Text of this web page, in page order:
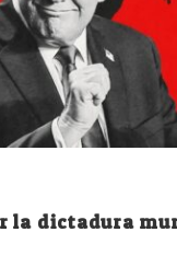
la dictadura